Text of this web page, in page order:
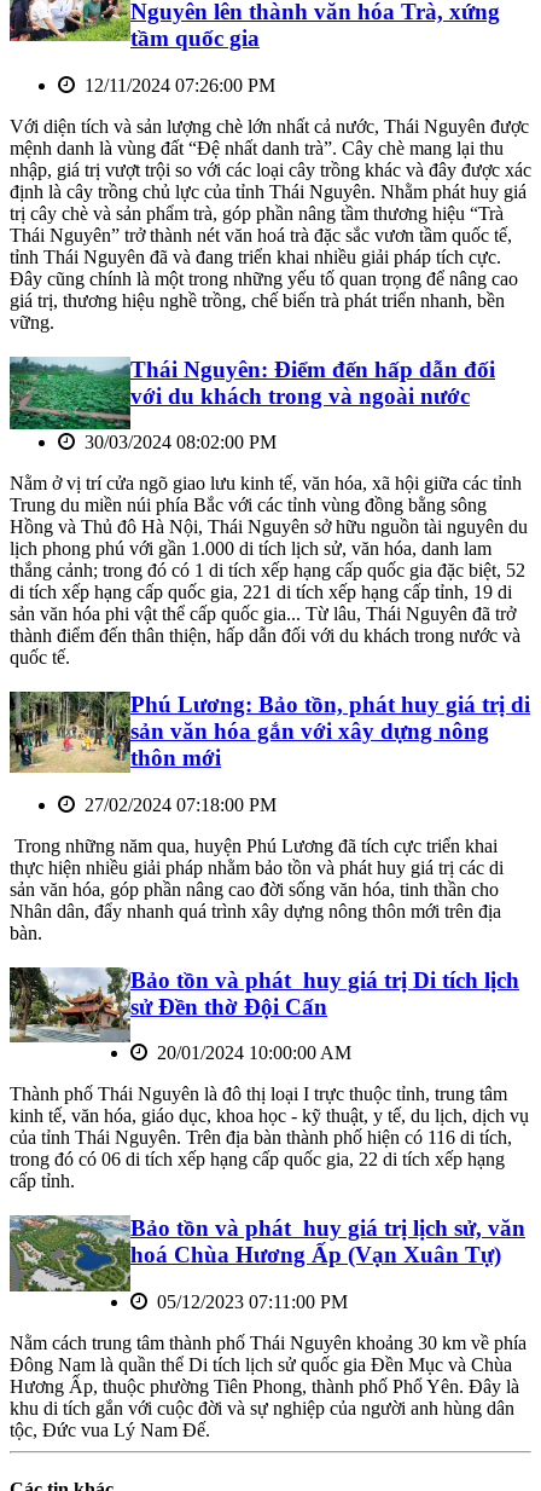
Nguyên lên thành văn hóa Trà, xứng
tầm quốc gia
12/11/2024 07:26:00 PM
Với diện tích và sản lượng chè lớn nhất cả nước, Thái Nguyên được
mệnh danh là vùng đất “Đệ nhất danh trà”. Cây chè mang lại thu
nhập, giá trị vượt trội so với các loại cây trồng khác và đây được xác
định là cây trồng chủ lực của tỉnh Thái Nguyên. Nhằm phát huy giá
trị cây chè và sản phẩm trà, góp phần nâng tầm thương hiệu “Trà
Thái Nguyên” trở thành nét văn hoá trà đặc sắc vươn tầm quốc tế,
tỉnh Thái Nguyên đã và đang triển khai nhiều giải pháp tích cực.
Đây cũng chính là một trong những yếu tố quan trọng để nâng cao
giá trị, thương hiệu nghề trồng, chế biến trà phát triển nhanh, bền
vững.
Thái Nguyên: Điểm đến hấp dẫn đối
với du khách trong và ngoài nước
30/03/2024 08:02:00 PM
Nằm ở vị trí cửa ngõ giao lưu kinh tế, văn hóa, xã hội giữa các tỉnh
Trung du miền núi phía Bắc với các tỉnh vùng đồng bằng sông
Hồng và Thủ đô Hà Nội, Thái Nguyên sở hữu nguồn tài nguyên du
lịch phong phú với gần 1.000 di tích lịch sử, văn hóa, danh lam
thắng cảnh; trong đó có 1 di tích xếp hạng cấp quốc gia đặc biệt, 52
di tích xếp hạng cấp quốc gia, 221 di tích xếp hạng cấp tỉnh, 19 di
sản văn hóa phi vật thể cấp quốc gia... Từ lâu, Thái Nguyên đã trở
thành điểm đến thân thiện, hấp dẫn đối với du khách trong nước và
quốc tế.
Phú Lương: Bảo tồn, phát huy giá trị di
sản văn hóa gắn với xây dựng nông
thôn mới
27/02/2024 07:18:00 PM
Trong những năm qua, huyện Phú Lương đã tích cực triển khai
thực hiện nhiều giải pháp nhằm bảo tồn và phát huy giá trị các di
sản văn hóa, góp phần nâng cao đời sống văn hóa, tinh thần cho
Nhân dân, đẩy nhanh quá trình xây dựng nông thôn mới trên địa
bàn.
Bảo tồn và phát huy giá trị Di tích lịch
sử Đền thờ Đội Cấn
20/01/2024 10:00:00 AM
Thành phố Thái Nguyên là đô thị loại I trực thuộc tỉnh, trung tâm
kinh tế, văn hóa, giáo dục, khoa học - kỹ thuật, y tế, du lịch, dịch vụ
của tỉnh Thái Nguyên. Trên địa bàn thành phố hiện có 116 di tích,
trong đó có 06 di tích xếp hạng cấp quốc gia, 22 di tích xếp hạng
cấp tỉnh.
Bảo tồn và phát huy giá trị lịch sử, văn
hoá Chùa Hương Ấp (Vạn Xuân Tự)
05/12/2023 07:11:00 PM
Nằm cách trung tâm thành phố Thái Nguyên khoảng 30 km về phía
Đông Nam là quần thể Di tích lịch sử quốc gia Đền Mục và Chùa
Hương Ấp, thuộc phường Tiên Phong, thành phố Phổ Yên. Đây là
khu di tích gắn với cuộc đời và sự nghiệp của người anh hùng dân
tộc, Đức vua Lý Nam Đế.